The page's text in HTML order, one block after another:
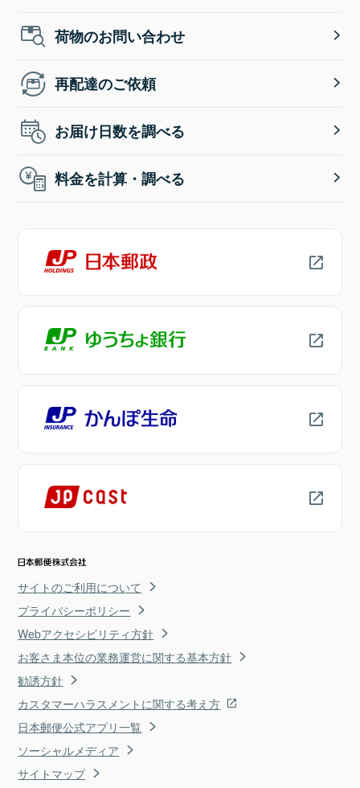
荷物のお問い合わせ
再配達のご依頼
お届け日数を調べる
料金を計算・調べる
サイトのご利用について
プライバシーポリシー
Webアクセシビリティ方針
お客さま本位の業務運営に関する基本方針
勧誘方針
カスタマーハラスメントに関する考え方
日本郵便公式アプリ一覧
ソーシャルメディア
サイトマップ